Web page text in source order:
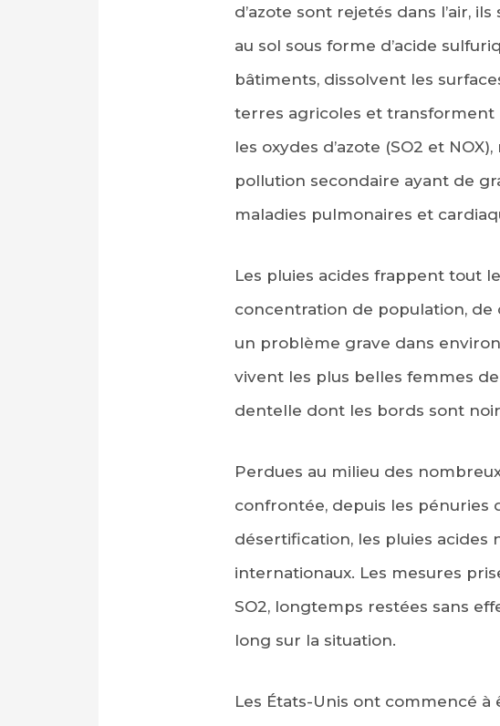
PARTAGER SUR FACEBOOK
IMPRIMER
d’azote sont rejetés dans l’air,
au sol sous forme d’acide
bâtiments, dissolvent les
terres agricoles et transforment
les oxydes d’azote (SO2 et
pollution secondaire ayant de
maladies pulmonaires et
Les pluies acides frappent tout
concentration de population, de
un problème grave dans
vivent les plus belles femmes
dentelle dont les bords sont
Perdues au milieu des
confrontée, depuis les pénuries
désertification, les pluies acides
internationaux. Les mesures
SO2, longtemps restées sans
long sur la situation.
Les États-Unis ont commencé